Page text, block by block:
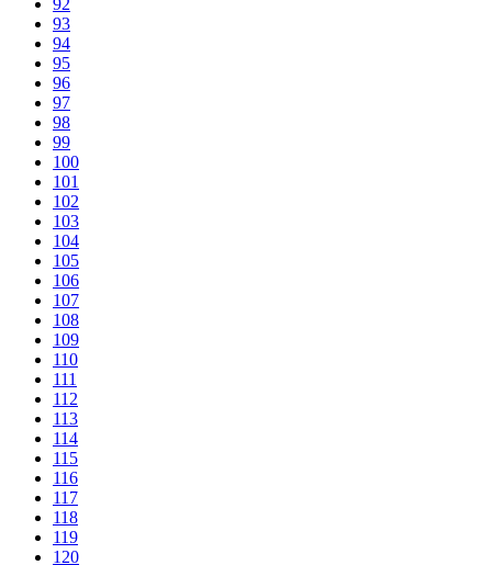
92
93
94
95
96
97
98
99
100
101
102
103
104
105
106
107
108
109
110
111
112
113
114
115
116
117
118
119
120